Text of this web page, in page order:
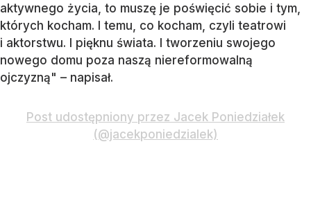
aktywnego życia, to muszę je poświęcić sobie i tym,
których kocham. I temu, co kocham, czyli teatrowi
i aktorstwu. I pięknu świata. I tworzeniu swojego
nowego domu poza naszą niereformowalną
ojczyzną" – napisał.
Post udostępniony przez Jacek Poniedziałek
(@jacekponiedzialek)